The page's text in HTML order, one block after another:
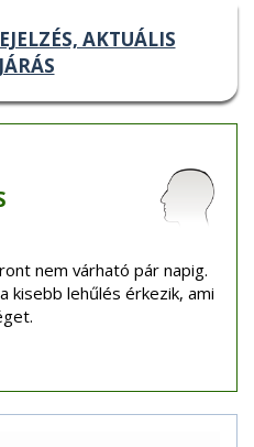
AKTUÁLIS
nem várható pár napig.
kisebb lehűlés érkezik, ami